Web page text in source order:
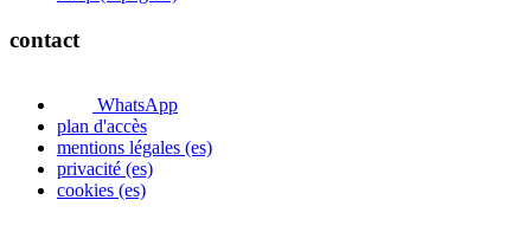
contact
WhatsApp
plan d'accès
mentions légales (es)
privacité (es)
cookies (es)